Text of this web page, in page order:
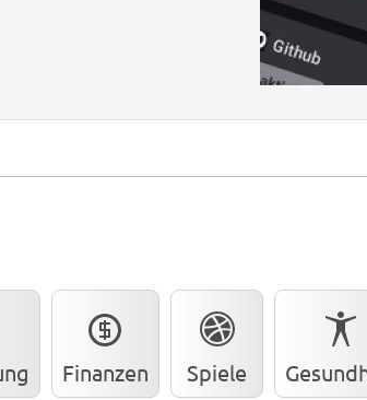
Finanzen Spiele